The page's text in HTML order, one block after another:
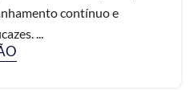
contínuo e
...